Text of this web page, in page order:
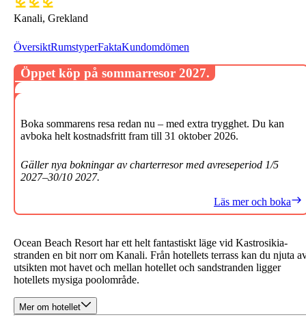
Kanali, Grekland
ÖversiktRumstyperFaktaKundomdömen
Ocean Beach Resort har ett helt fantastiskt läge vid Kastrosikia-
stranden en bit norr om Kanali. Från hotellets terrass kan du njuta
utsikten mot havet och mellan hotellet och sandstranden ligger
hotellets mysiga poolområde.
Mer om hotellet
Öppet köp på sommarresor 2027.
Boka sommarens resa redan nu – med extra trygghet. Du kan
avboka helt kostnadsfritt fram till 31 oktober 2026.
Gäller nya bokningar av charterresor med avreseperiod 1/5
2027–30/10 2027.
Läs mer och boka